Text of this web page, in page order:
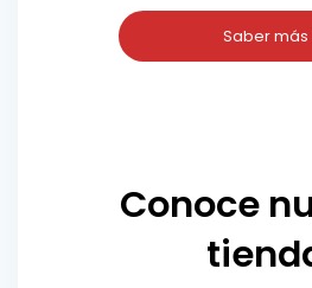
Saber más
Conoce